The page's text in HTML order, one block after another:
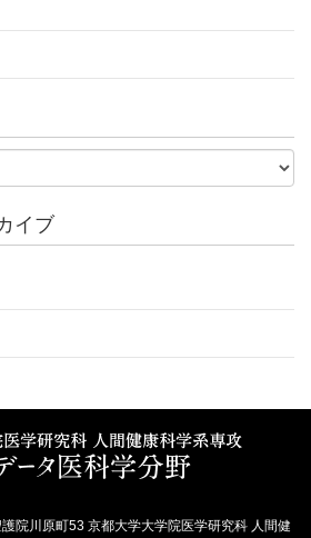
イブ
院川原町53 京都大学大学院医学研究科 人間健